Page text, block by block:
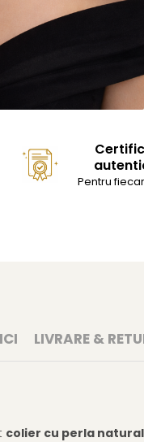
Pentru
LIVRARE &
colier cu perla